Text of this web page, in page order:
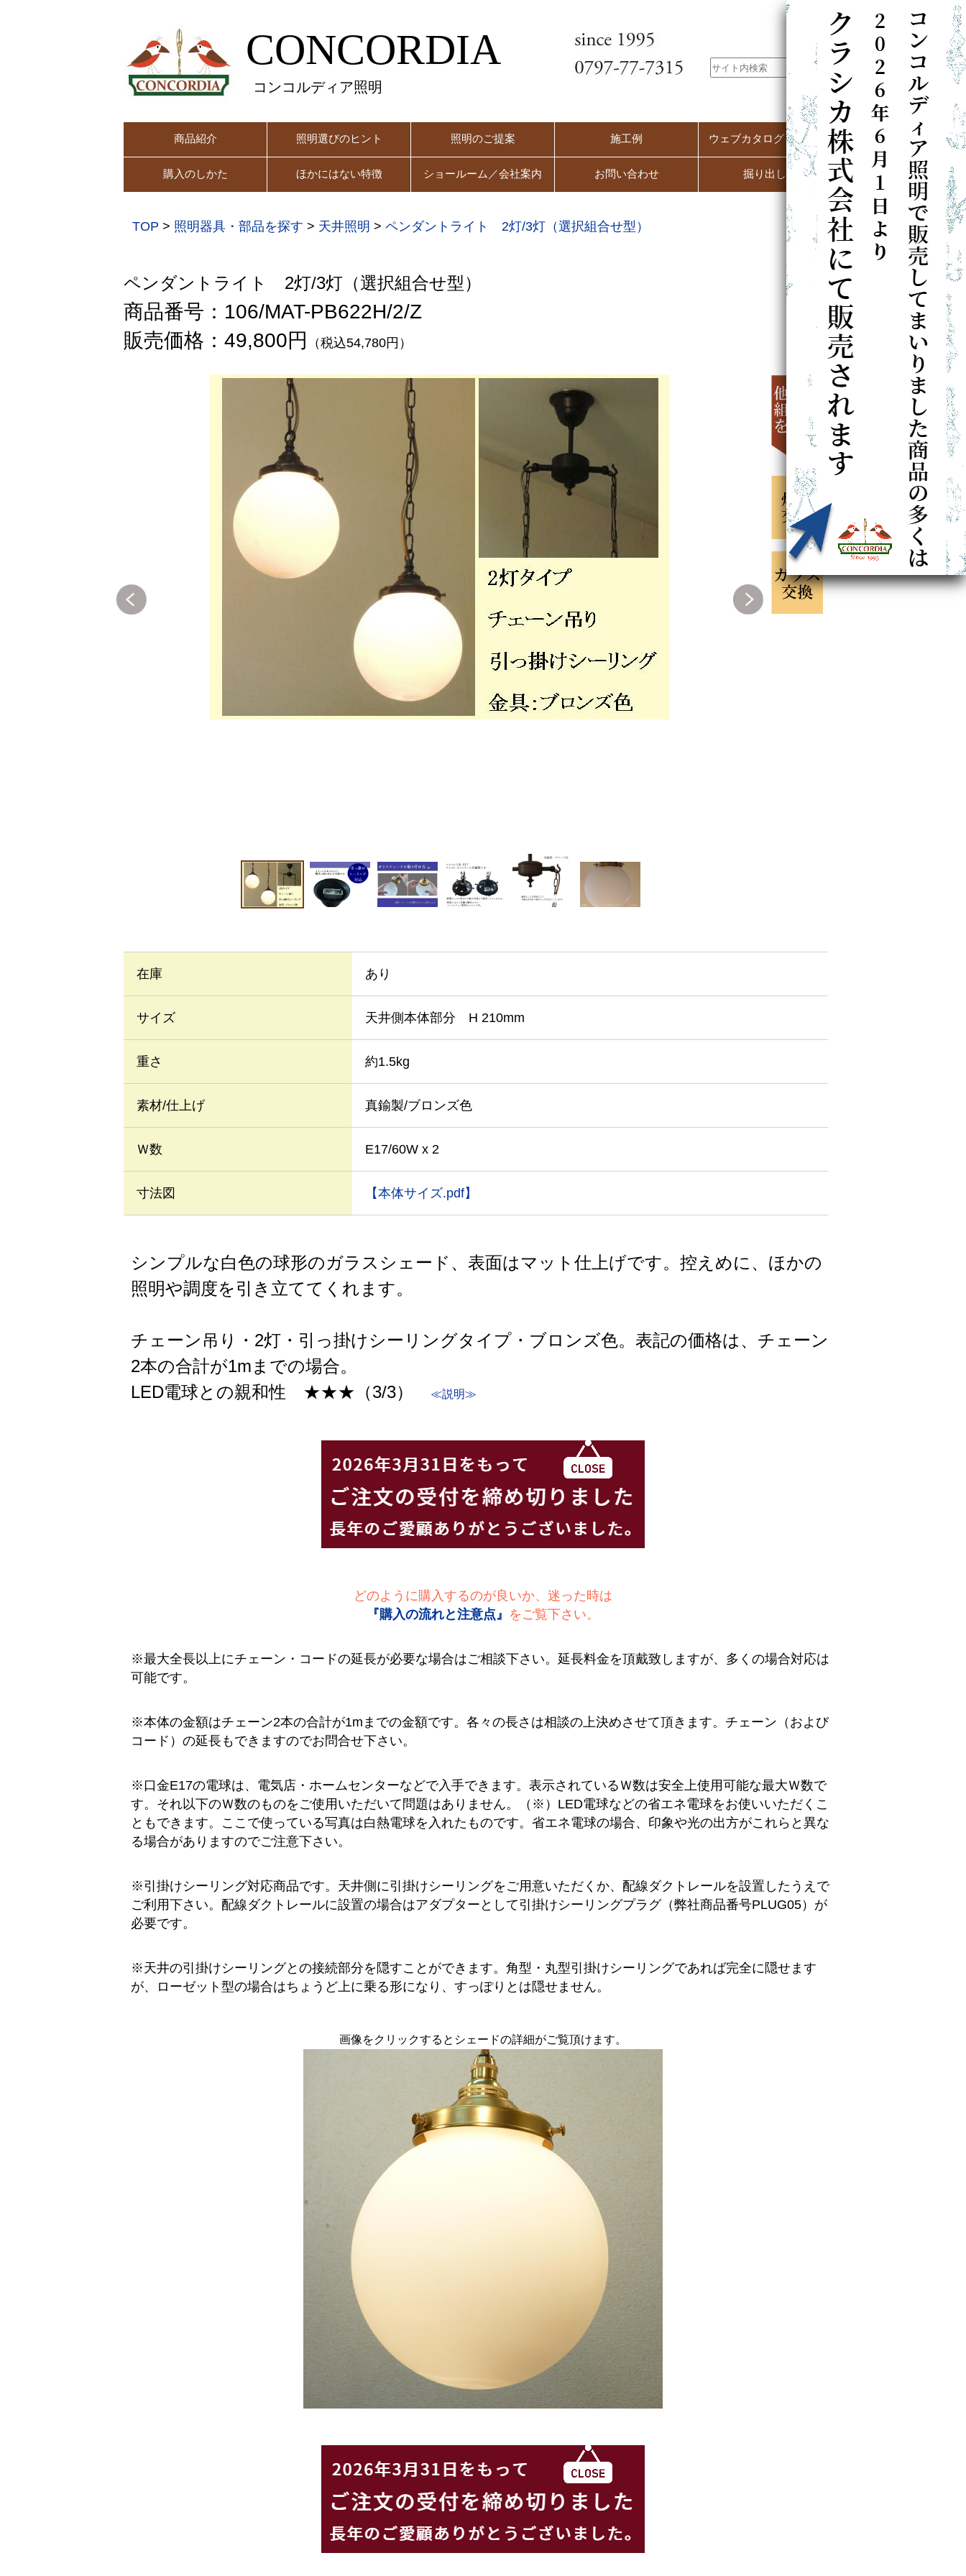
CONCORDIA
コンコルディア照明
商品紹介 照明選びのヒント 照明のご提案 施工例 ウェブカタログ（PC用）
購入のしかた ほかにはない特徴 ショールーム／会社案内 お問い合わせ 掘り出し市
TOP > 照明器具・部品を探す > 天井照明 > ペンダントライト 2灯/3灯（選択組合せ型）
ペンダントライト 2灯/3灯（選択組合せ型）
商品番号：106/MAT-PB622H/2/Z
販売価格：49,800円
（税込54,780円）
在庫 あり
サイズ 天井側本体部分 H 210mm
重さ 約1.5kg
素材/仕上げ 真鍮製/ブロンズ色
Ｗ数 E17/60W x 2
寸法図 【本体サイズ.pdf】
シンプルな白色の球形のガラスシェード、表面はマット仕上げです。控えめに、ほかの
照明や調度を引き立ててくれます。
チェーン吊り・2灯・引っ掛けシーリングタイプ・ブロンズ色。表記の価格は、チェーン
2本の合計が1mまでの場合。
LED電球との親和性 ★★★（3/3）
≪説明≫
どのように購入するのが良いか、迷った時は
『購入の流れと注意点』 をご覧下さい。
※最大全長以上にチェーン・コードの延長が必要な場合はご相談下さい。延長料金を頂戴致しますが、多くの場合対応は
可能です。
※本体の金額はチェーン2本の合計が1mまでの金額です。各々の長さは相談の上決めさせて頂きます。チェーン（および
コード）の延長もできますのでお問合せ下さい。
※口金E17の電球は、電気店・ホームセンターなどで入手できます。表示されているＷ数は安全上使用可能な最大Ｗ数で
す。それ以下のＷ数のものをご使用いただいて問題はありません。（※）LED電球などの省エネ電球をお使いいただくこ
ともできます。ここで使っている写真は白熱電球を入れたものです。省エネ電球の場合、印象や光の出方がこれらと異な
る場合がありますのでご注意下さい。
※引掛けシーリング対応商品です。天井側に引掛けシーリングをご用意いただくか、配線ダクトレールを設置したうえで
ご利用下さい。配線ダクトレールに設置の場合はアダプターとして引掛けシーリングプラグ（弊社商品番号PLUG05）が
必要です。
※天井の引掛けシーリングとの接続部分を隠すことができます。角型・丸型引掛けシーリングであれば完全に隠せます
が、ローゼット型の場合はちょうど上に乗る形になり、すっぽりとは隠せません。
画像をクリックするとシェードの詳細がご覧頂けます。